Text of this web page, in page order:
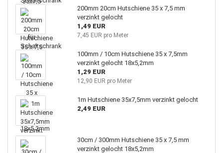
200mm 20cm Hutschiene 35 x 7,5 mm
verzinkt gelocht
1,49 EUR
7,45 EUR pro Meter
100mm / 10cm Hutschiene 35 x 7,5mm
verzinkt gelocht 18x5,2mm
1,29 EUR
12,90 EUR pro Meter
1m Hutschiene 35x7,5mm verzinkt gelocht
2,49 EUR
30cm / 300mm Hutschiene 35 x 7,5 mm
verzinkt gelocht 18x5,2mm